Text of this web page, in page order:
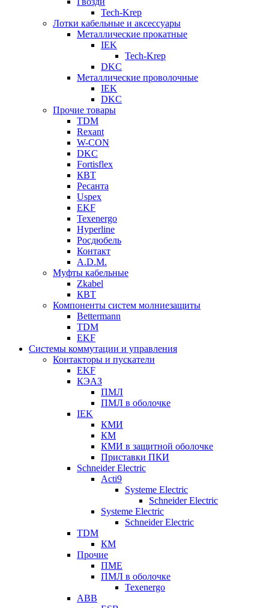
Tech-Krep
Лотки кабельные и аксессуары
Металлические прокатные
IEK
Tech-Krep
DKC
Металлические проволочные
IEK
DKC
Прочие товары
TDM
Rexant
W-CON
DKC
Fortisflex
КВТ
Ресанта
Uspex
EKF
Texenergo
Hyperline
Росдюбель
Контакт
A.D.M.
Муфты кабельные
Zkabel
КВТ
Компоненты систем молниезащиты
Bettermann
TDM
EKF
Системы коммутации и управления
Контакторы и пускатели
EKF
КЭАЗ
ПМЛ
ПМЛ в оболочке
IEK
КМИ
КМ
КМИ в защитной оболочке
Приставки ПКИ
Schneider Electric
Acti9
Systeme Electric
Schneider Electric
Systeme Electric
Schneider Electric
TDM
КМ
Прочие
ПМЕ
ПМЛ в оболочке
Texenergo
ABB